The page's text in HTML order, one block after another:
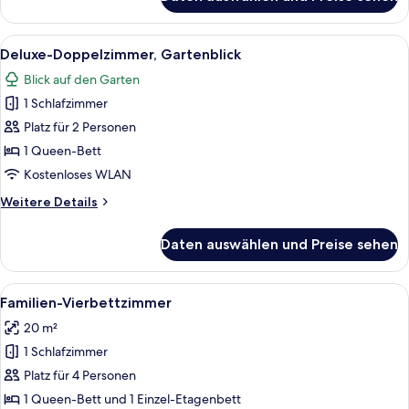
Dreibettzimmer
Alle
Fotos
für
Deluxe-
Doppelzimmer,
Gartenblick
anzeigen
Ein modernes Schlafzimmer mit
14
Deluxe-Doppelzimmer, Gartenblick
Blick auf den Garten
1 Schlafzimmer
Platz für 2 Personen
1 Queen-Bett
Kostenloses WLAN
Weitere Details
Weitere
Doppelzimmer,
Gartenblick
Daten auswählen und Preise sehen
Alle
Fotos
für
Familien-
Vierbettzimmer
anzeigen
Ein Schlafraum mit Etagenbetten,
12
Familien-Vierbettzimmer
20 m²
1 Schlafzimmer
Platz für 4 Personen
1 Queen-Bett und 1 Einzel-Etagenbett